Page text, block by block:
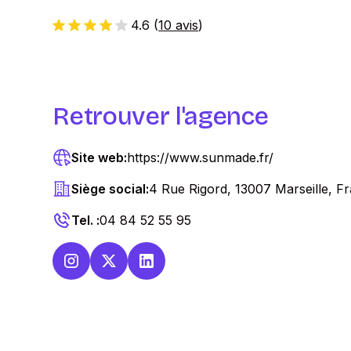
4.6 (10 avis)
Retrouver l'agence
Site web:https://www.sunmade.fr/
Siège social:4 Rue Rigord, 13007 Marseille,
Tel. :04 84 52 55 95